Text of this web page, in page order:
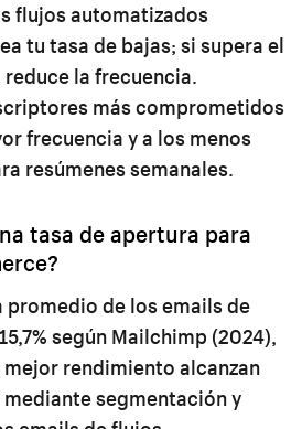
flujos automatizados
tu tasa de bajas; si supera el
la frecuencia.
más comprometidos
frecuencia y a los menos
resúmenes semanales.
tasa de apertura para
promedio de los emails de
según Mailchimp (2024),
rendimiento alcanzan
mediante segmentación y